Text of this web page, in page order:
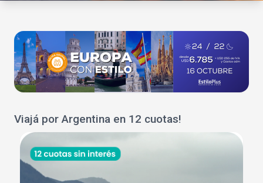
Viajá por Argentina en 12 cuotas!